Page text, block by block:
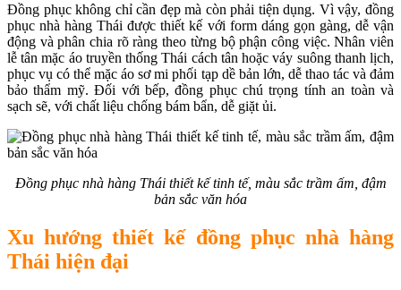
Đồng phục không chỉ cần đẹp mà còn phải tiện dụng. Vì vậy, đồng
phục nhà hàng Thái được thiết kế với form dáng gọn gàng, dễ vận
động và phân chia rõ ràng theo từng bộ phận công việc. Nhân viên
lễ tân mặc áo truyền thống Thái cách tân hoặc váy suông thanh lịch,
phục vụ có thể mặc áo sơ mi phối tạp dề bản lớn, dễ thao tác và đảm
bảo thẩm mỹ. Đối với bếp, đồng phục chú trọng tính an toàn và
sạch sẽ, với chất liệu chống bám bẩn, dễ giặt ủi.
Đồng phục nhà hàng Thái thiết kế tinh tế, màu sắc trầm ấm, đậm
bản sắc văn hóa
Xu hướng thiết kế đồng phục nhà hàng
Thái hiện đại